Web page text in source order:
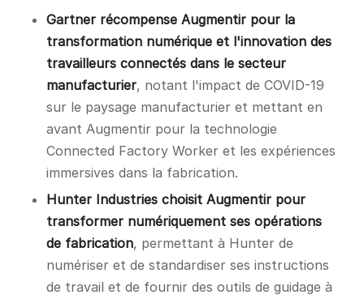
Gartner récompense Augmentir pour la
transformation numérique et l'innovation des
travailleurs connectés dans le secteur
manufacturier, notant l'impact de COVID-19
sur le paysage manufacturier et mettant en
avant Augmentir pour la technologie
Connected Factory Worker et les expériences
immersives dans la fabrication.
Hunter Industries choisit Augmentir pour
transformer numériquement ses opérations
de fabrication, permettant à Hunter de
numériser et de standardiser ses instructions
de travail et de fournir des outils de guidage à